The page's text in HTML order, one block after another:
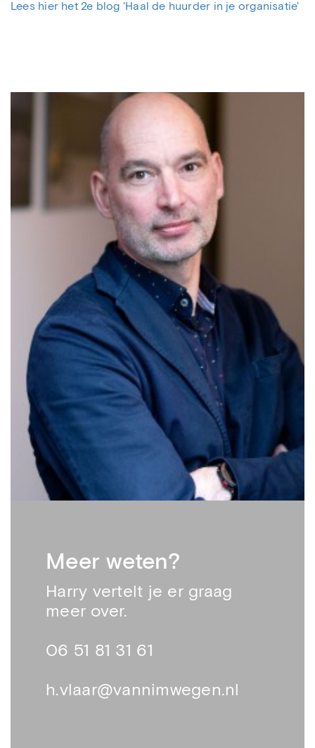
Lees hier het 2e blog 'Haal de huurder in je organisatie'
Harry Vlaar
Meer weten?
Harry vertelt je er graag
meer over.
06 51 81 31 61
h.vlaar@vannimwegen.nl